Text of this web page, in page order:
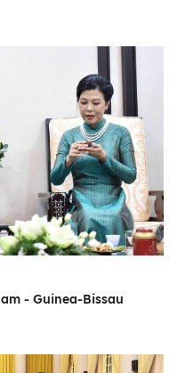
- Guinea-Bissau